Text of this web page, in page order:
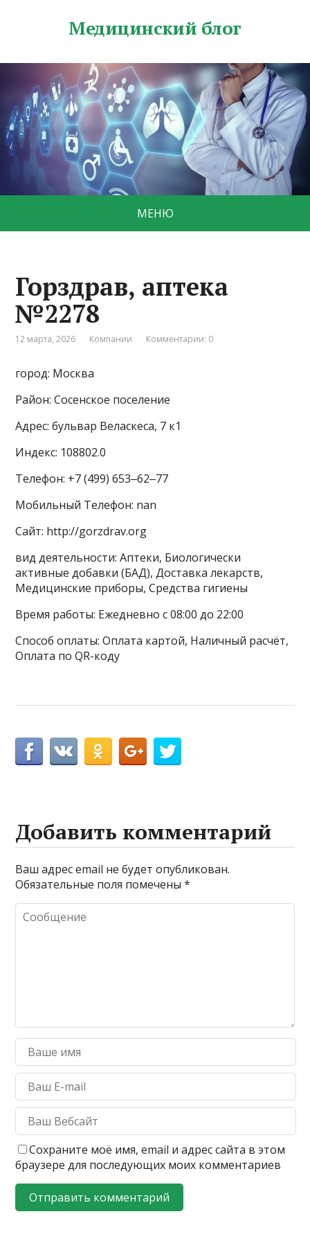
Медицинский блог
МЕНЮ
Горздрав, аптека
№2278
12 марта, 2026 Компании Комментарии: 0
город: Москва
Район: Сосенское поселение
Адрес: бульвар Веласкеса, 7 к1
Индекс: 108802.0
Телефон: +7 (499) 653‒62‒77
Мобильный Телефон: nan
Сайт: http://gorzdrav.org
вид деятельности: Аптеки, Биологически
активные добавки (БАД), Доставка лекарств,
Медицинские приборы, Средства гигиены
Время работы: Ежедневно с 08:00 до 22:00
Способ оплаты: Оплата картой, Наличный расчёт,
Оплата по QR-коду
Добавить комментарий
Ваш адрес email не будет опубликован.
Обязательные поля помечены*
Сохраните моё имя, email и адрес сайта в этом
браузере для последующих моих комментариев